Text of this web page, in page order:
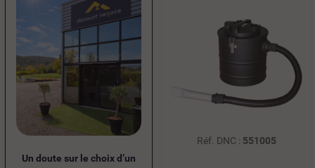
Un doute sur le choix d’un
Réf. DNC : 551005